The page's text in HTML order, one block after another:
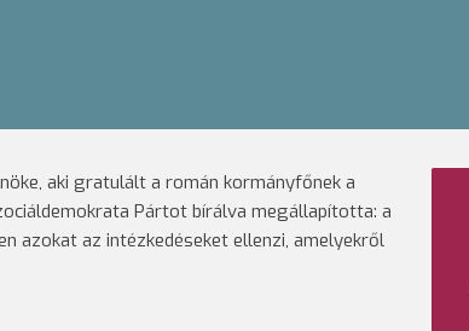
aki gratulált a román kormányfőnek a
Pártot bírálva megállapította: a
azokat az intézkedéseket ellenzi, amelyekről